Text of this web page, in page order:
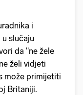
i
slučaju
da "ne žele
želi vidjeti
može primijetiti
Britaniji.